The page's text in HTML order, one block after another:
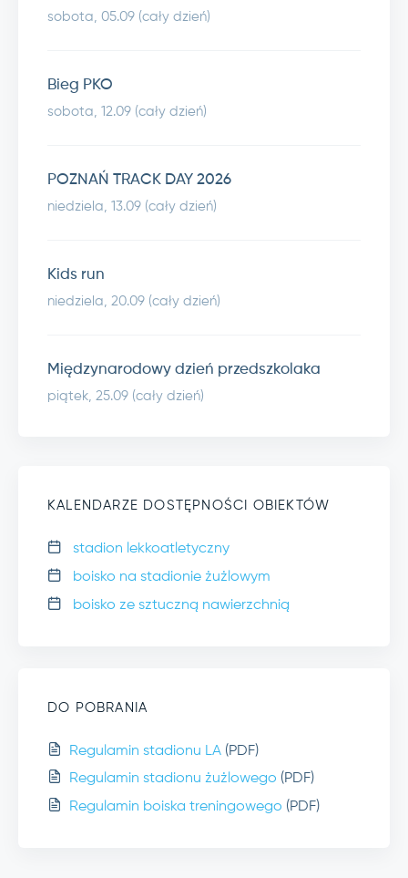
sobota, 05.09 (cały dzień)
Bieg PKO
sobota, 12.09 (cały dzień)
POZNAŃ TRACK DAY 2026
niedziela, 13.09 (cały dzień)
Kids run
niedziela, 20.09 (cały dzień)
Międzynarodowy dzień przedszkolaka
piątek, 25.09 (cały dzień)
KALENDARZE DOSTĘPNOŚCI OBIEKTÓW
stadion lekkoatletyczny
boisko na stadionie żużlowym
boisko ze sztuczną nawierzchnią
DO POBRANIA
Regulamin stadionu LA (PDF)
Regulamin stadionu żużlowego (PDF)
Regulamin boiska treningowego (PDF)